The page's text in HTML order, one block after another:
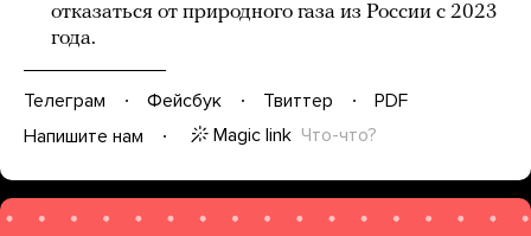
отказаться от природного газа из России с 2023
года.
Телеграм Фейсбук Твиттер
PDF
Напишите нам
Magic link Что-что?